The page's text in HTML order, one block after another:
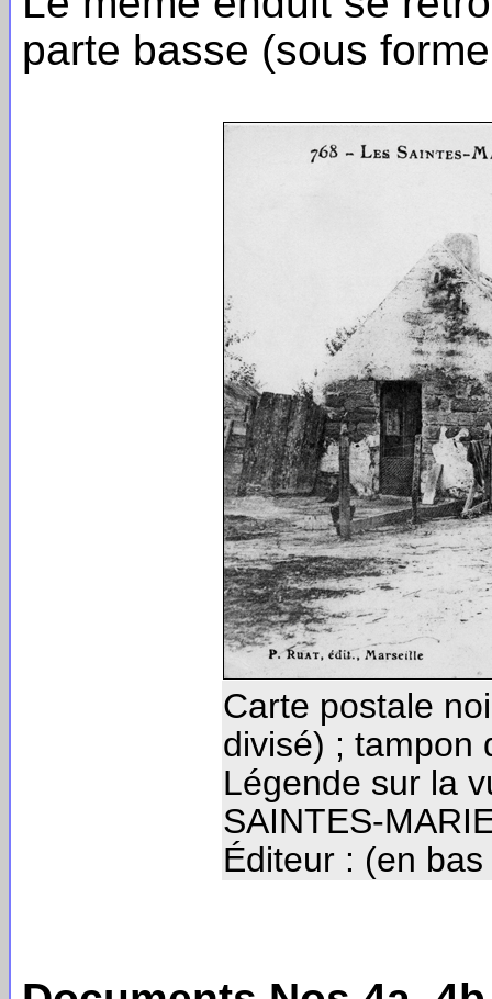
parte basse (sous
Carte postale
divisé) ; tampon
Légende sur la
SAINTES-M
Éditeur : (en